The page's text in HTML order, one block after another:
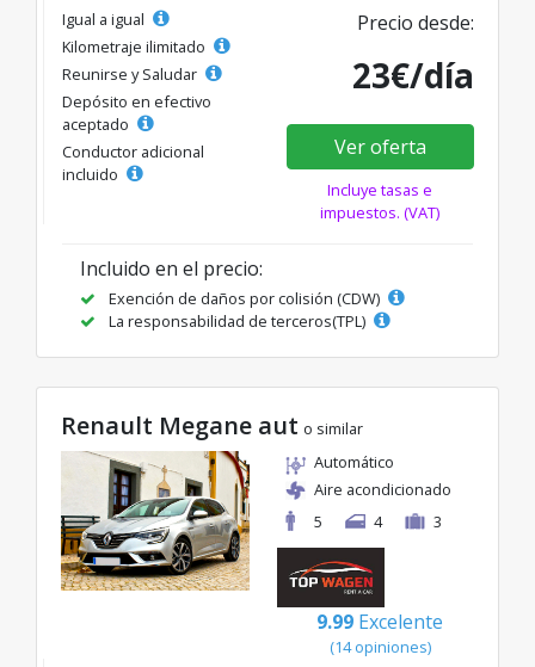
Igual a igual
Kilometraje ilimitado
Reunirse y Saludar
Depósito en efectivo
aceptado
Conductor adicional
incluido
Precio desde:
23€/día
Ver oferta
Incluye tasas e
impuestos. (VAT)
Incluido en el precio:
Exención de daños por colisión (CDW)
La responsabilidad de terceros(TPL)
Renault Megane aut o similar
Automático
Aire acondicionado
5
4 3
9.99 Excelente
(14 opiniones)